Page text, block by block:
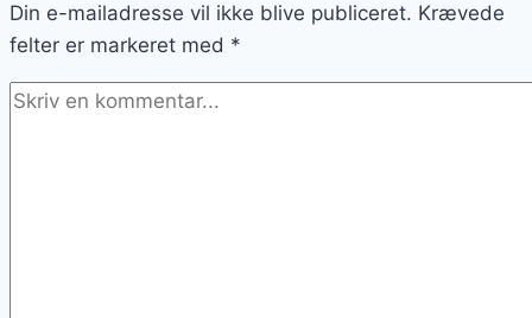
og
smag
Din e-mailadresse vil ikke blive publiceret. Krævede
felter er markeret med *